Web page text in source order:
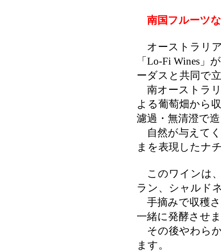
南国フルーツ
オーストラリ
「Lo-Fi Wines」
ーダスと共同で
南オーストラ
よる葡萄畑から
濾過・無清澄で
自然が与えて
まを表現したナ
このワインは
ラン、シャルド
手摘みで収穫
一緒に発酵させ
その後やわら
ます。